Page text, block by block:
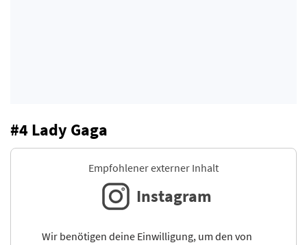
#4 Lady Gaga
Empfohlener externer Inhalt
Instagram
Wir benötigen deine Einwilligung, um den von